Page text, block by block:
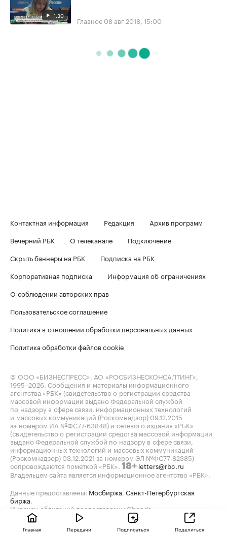
1:30 Главное 08 авг 2018, 15:00
Контактная информация Редакция
Архив программ
Вечерний РБК
О телеканале
Подключение
Скрыть баннеры на РБК
Подписка на РБК
Корпоративная подписка
Информация об ограничениях
О соблюдении авторских прав
Пользовательское соглашение
Политика в отношении обработки персональных данных
Политика обработки файлов cookie
© ООО «БИЗНЕСПРЕСС», АО «РОСБИЗНЕСКОНСАЛТИНГ»,
1995–2026 . Сообщения и материалы информационного
агентства «РБК» (свидетельство о регистрации средства
массовой информации выдано Федеральной службой
по надзору в сфере связи, информационных технологий
и массовых коммуникаций (Роскомнадзор) 09.12.2015
за номером ИА №ФС77-63848) и сетевого издания «РБК»
(свидетельство о регистрации средства массовой информации
выдано Федеральной службой по надзору в сфере связи,
информационных технологий и массовых коммуникаций
(Роскомнадзор) 03.12.2021 за номером ЭЛ №ФС77-82385)
сопровождаются пометкой «РБК». 18+ letters@rbc.ru
Владельцем сайта является информационное агентство «РБК».
Данные предоставлены: Мосбиржа Санкт-Петербургская
биржа
Индексы облигаций предоставлены Cbonds.
Главная Передачи Подписаться Поделиться